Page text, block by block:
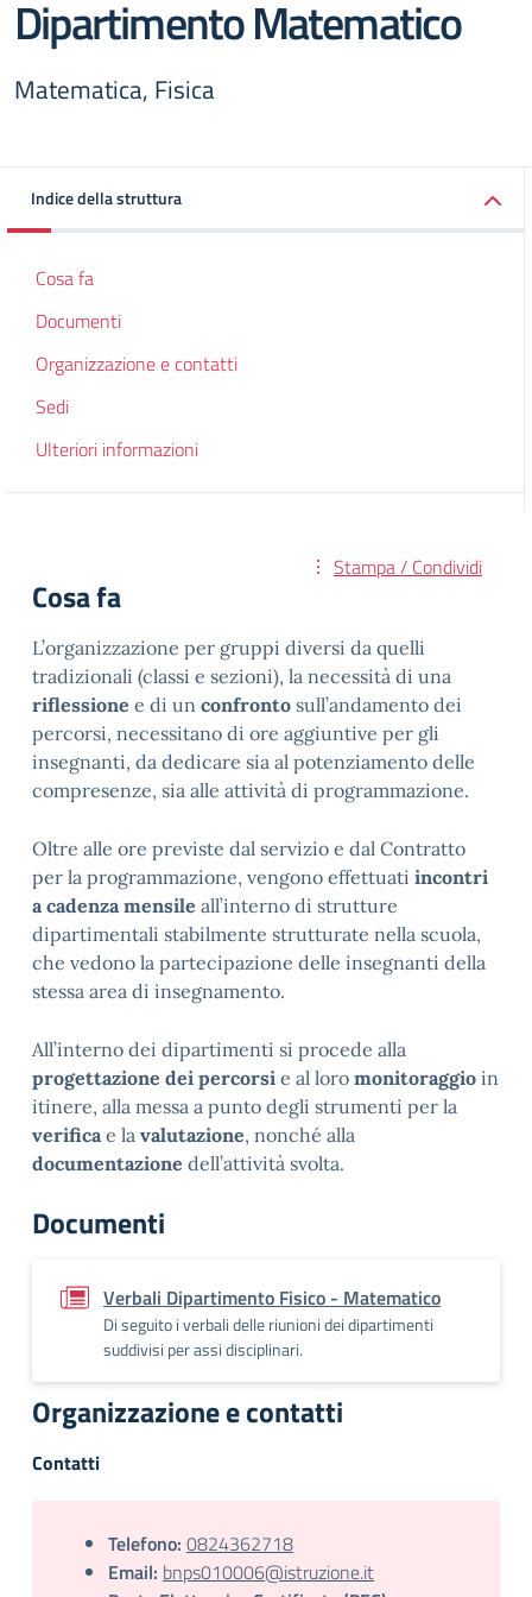
Dipartimento Matematico
Matematica, Fisica
Indice della struttura
Cosa fa
Documenti
Organizzazione e contatti
Sedi
Ulteriori informazioni
Stampa / Condividi
Cosa fa
L’organizzazione per gruppi diversi da quelli
tradizionali (classi e sezioni), la necessità di una
riflessione e di un confronto sull’andamento dei
percorsi, necessitano di ore aggiuntive per gli
insegnanti, da dedicare sia al potenziamento delle
compresenze, sia alle attività di programmazione.
Oltre alle ore previste dal servizio e dal Contratto
per la programmazione, vengono effettuati incontri
a cadenza mensile all’interno di strutture
dipartimentali stabilmente strutturate nella scuola,
che vedono la partecipazione delle insegnanti della
stessa area di insegnamento.
All’interno dei dipartimenti si procede alla
progettazione dei percorsi e al loro monitoraggio in
itinere, alla messa a punto degli strumenti per la
verificae la valutazione, nonché alla
documentazione dell’attività svolta.
Documenti
Verbali Dipartimento Fisico - Matematico
Di seguito i verbali delle riunioni dei dipartimenti
suddivisi per assi disciplinari.
Organizzazione e contatti
Contatti
Telefono: 0824362718
Email: bnps010006@istruzione.it